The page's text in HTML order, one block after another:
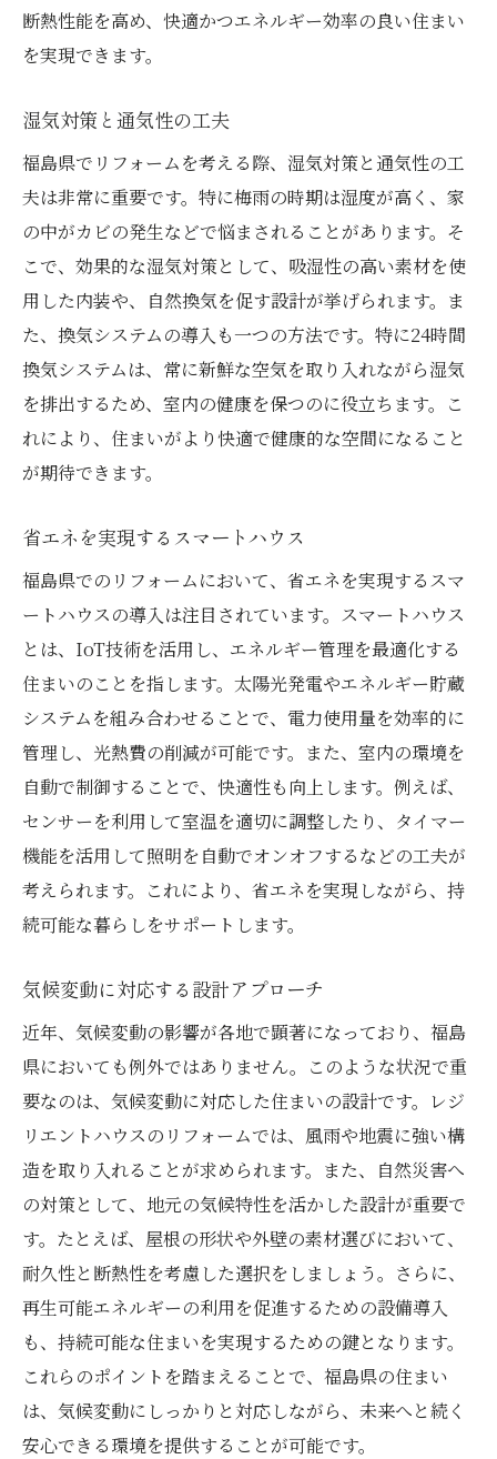
断熱性能を高め、快適かつエネルギー効率の良い住まい
を実現できます。
湿気対策と通気性の工夫
福島県でリフォームを考える際、湿気対策と通気性の工
夫は非常に重要です。特に梅雨の時期は湿度が高く、家
の中がカビの発生などで悩まされることがあります。そ
こで、効果的な湿気対策として、吸湿性の高い素材を使
用した内装や、自然換気を促す設計が挙げられます。ま
た、換気システムの導入も一つの方法です。特に24時間
換気システムは、常に新鮮な空気を取り入れながら湿気
を排出するため、室内の健康を保つのに役立ちます。こ
れにより、住まいがより快適で健康的な空間になること
が期待できます。
省エネを実現するスマートハウス
福島県でのリフォームにおいて、省エネを実現するスマ
ートハウスの導入は注目されています。スマートハウス
とは、IoT技術を活用し、エネルギー管理を最適化する
住まいのことを指します。太陽光発電やエネルギー貯蔵
システムを組み合わせることで、電力使用量を効率的に
管理し、光熱費の削減が可能です。また、室内の環境を
自動で制御することで、快適性も向上します。例えば、
センサーを利用して室温を適切に調整したり、タイマー
機能を活用して照明を自動でオンオフするなどの工夫が
考えられます。これにより、省エネを実現しながら、持
続可能な暮らしをサポートします。
気候変動に対応する設計アプローチ
近年、気候変動の影響が各地で顕著になっており、福島
県においても例外ではありません。このような状況で重
要なのは、気候変動に対応した住まいの設計です。レジ
リエントハウスのリフォームでは、風雨や地震に強い構
造を取り入れることが求められます。また、自然災害へ
の対策として、地元の気候特性を活かした設計が重要で
す。たとえば、屋根の形状や外壁の素材選びにおいて、
耐久性と断熱性を考慮した選択をしましょう。さらに、
再生可能エネルギーの利用を促進するための設備導入
も、持続可能な住まいを実現するための鍵となります。
これらのポイントを踏まえることで、福島県の住まい
は、気候変動にしっかりと対応しながら、未来へと続く
安心できる環境を提供することが可能です。